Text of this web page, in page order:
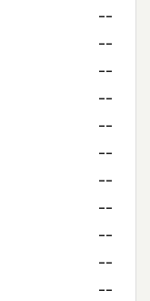
--
--
--
--
--
--
--
--
--
--
--